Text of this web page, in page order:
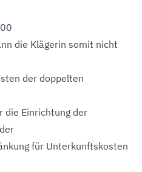
die Klägerin somit nicht
der doppelten
die Einrichtung der
für Unterkunftskosten